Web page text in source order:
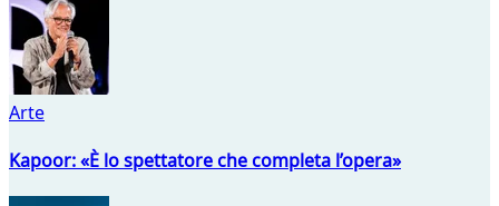
Arte
Kapoor: «È lo spettatore che completa l’opera»